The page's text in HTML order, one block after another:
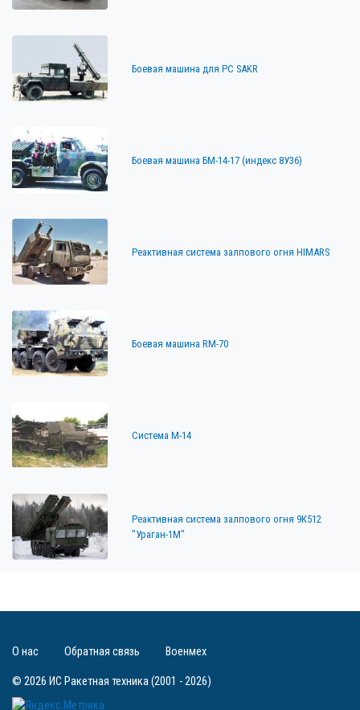
Боевая машина для РС SAKR
Боевая машина БМ-14-17 (индекс 8У36)
Реактивная система залпового огня HIMARS
Боевая машина RM-70
Система М-14
Реактивная система залпового огня 9К512
"Ураган-1М"
© 2026 ИС Ракетная техника (2001 - 2026)
О нас Обратная связь Военмех